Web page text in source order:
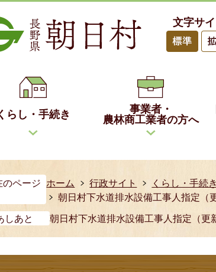
文字サ
らし・手続き
事業者・
農林商工業者の方へ
のページ ホーム 行政サイト くらし・手続き
朝日村下水道排水設備工事人指定（
しあと
朝日村下水道排水設備工事人指定（更